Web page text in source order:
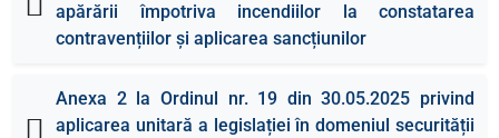
apărării împotriva incendiilor la constatarea
contravențiilor și aplicarea sancțiunilor
Anexa 2 la Ordinul nr. 19 din 30.05.2025 privind
aplicarea unitară a legislației în domeniul securității